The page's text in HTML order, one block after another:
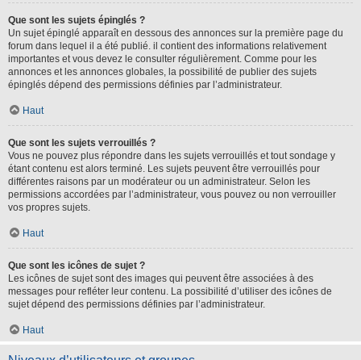
Que sont les sujets épinglés ?
Un sujet épinglé apparaît en dessous des annonces sur la première page du
forum dans lequel il a été publié. il contient des informations relativement
importantes et vous devez le consulter régulièrement. Comme pour les
annonces et les annonces globales, la possibilité de publier des sujets
épinglés dépend des permissions définies par l’administrateur.
Haut
Que sont les sujets verrouillés ?
Vous ne pouvez plus répondre dans les sujets verrouillés et tout sondage y
étant contenu est alors terminé. Les sujets peuvent être verrouillés pour
différentes raisons par un modérateur ou un administrateur. Selon les
permissions accordées par l’administrateur, vous pouvez ou non verrouiller
vos propres sujets.
Haut
Que sont les icônes de sujet ?
Les icônes de sujet sont des images qui peuvent être associées à des
messages pour refléter leur contenu. La possibilité d’utiliser des icônes de
sujet dépend des permissions définies par l’administrateur.
Haut